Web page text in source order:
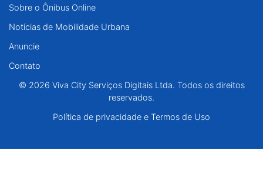
Norte
Sobre o Ônibus Online
Notícias de Mobilidade Urbana
Anuncie
Contato
© 2026 Viva City Serviços Digitais Ltda. Todos os direitos
reservados.
Política de privacidade e Termos de Uso